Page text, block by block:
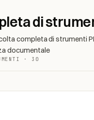
di
completa di strumenti
documentale
· 30